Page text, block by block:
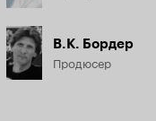
В.К. Бордер
Продюсер